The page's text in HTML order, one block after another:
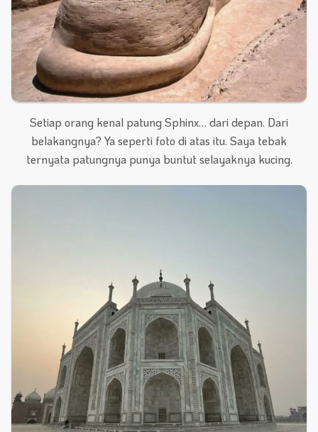
Setiap orang kenal patung Sphinx… dari depan. Dari
belakangnya? Ya seperti foto di atas itu. Saya tebak
ternyata patungnya punya buntut selayaknya kucing.